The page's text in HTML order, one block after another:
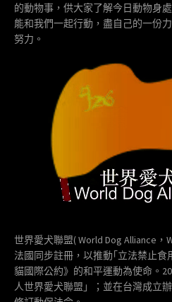
的動物事，供大家了解今日動物身
能和我們一起行動，盡自己的一份
努力。
世界愛犬聯盟( World Dog Alliance，
法國同步註冊，以推動｢立法禁止
貓國際公約》的和平運動為使命。
人世界愛犬聯盟」；並在台灣成立